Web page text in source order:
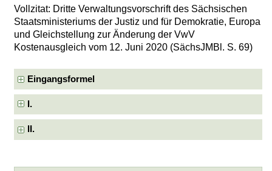
Vollzitat: Dritte Verwaltungsvorschrift des Sächsischen
Staatsministeriums der Justiz und für Demokratie, Europa
und Gleichstellung zur Änderung der VwV
Kostenausgleich vom 12. Juni 2020 (SächsJMBl. S. 69)
Eingangsformel
I.
II.